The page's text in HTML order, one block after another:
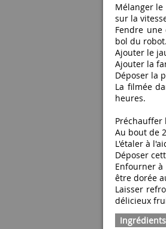
Mélanger
sur la
Fendre
bol du robot.
Ajouter le
Ajouter la
Déposer la
La filmée
heures.
Préchauffer
Au bout de
L'étaler à
Déposer
Enfourner
être dorée
Laisser
délicieux